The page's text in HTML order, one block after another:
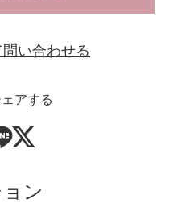
い合わせる
アする
ン